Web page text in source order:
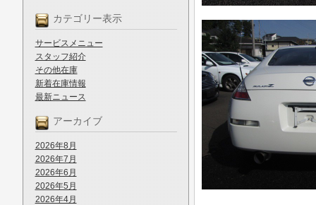
カテゴリー表示
サービスメニュー
スタッフ紹介
その他在庫
新着在庫情報
最新ニュース
アーカイブ
2026年8月
2026年7月
2026年6月
2026年5月
2026年4月